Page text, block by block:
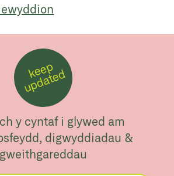
k
e
e
p
u
p
d
a
t
e
d
y cyntaf i glywed am
digwyddiadau &
gweithgareddau